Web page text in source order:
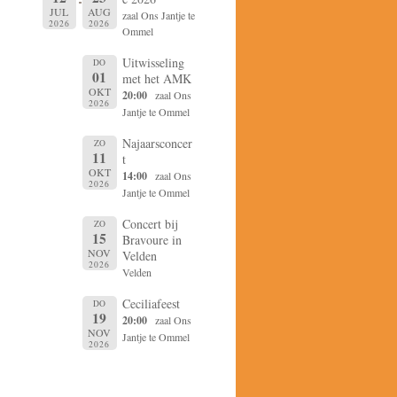
JUL
2026
AUG
2026
zaal Ons Jantje te
Ommel
DO
01
OKT
2026
Uitwisseling
met het AMK
20:00 zaal Ons
Jantje te Ommel
ZO
11
OKT
2026
Najaarsconcer
t
14:00 zaal Ons
Jantje te Ommel
ZO
15
NOV
2026
Concert bij
Bravoure in
Velden
Velden
DO
19
NOV
2026
Ceciliafeest
20:00 zaal Ons
Jantje te Ommel